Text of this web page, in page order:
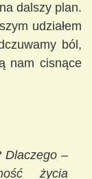
dalszy plan.
udziałem
ból,
nam cisnące
Dlaczego –
życia